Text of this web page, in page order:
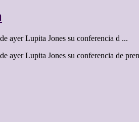
ayer Lupita Jones su conferencia d ...
Lupita Jones su conferencia de